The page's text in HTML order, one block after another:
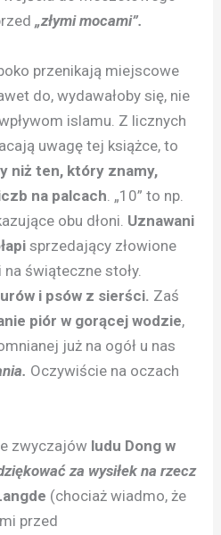
„złymi mocami”.
przenikają miejscowe
do, wydawałoby się, nie
islamu. Z licznych
uwagę tej książce, to
niż ten, który znamy,
na palcach. „10” to np.
obu dłoni. Uznawani
sprzedający złowione
świąteczne stoły.
i psów z sierści. Zaś
piór w gorącej wodzie,
już na ogół u nas
Oczywiście na oczach
zwyczajów ludu Dong w
za wysiłek na rzecz
(chociaż wiadmo, że
przed